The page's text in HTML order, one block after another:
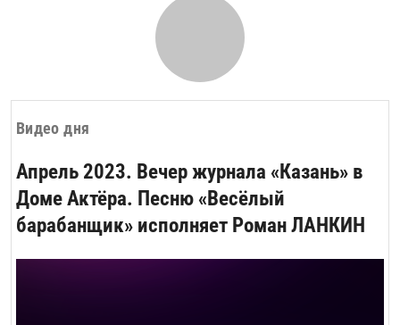
Видео дня
Апрель 2023. Вечер журнала «Казань» в
Доме Актёра. Песню «Весёлый
барабанщик» исполняет Роман ЛАНКИН